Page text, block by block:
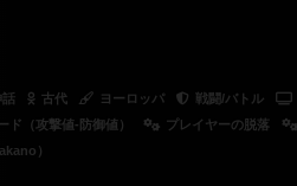
話 古代 ヨーロッパ 戦闘/バトル
ド（攻撃値-防御値） プレイヤーの脱落
）